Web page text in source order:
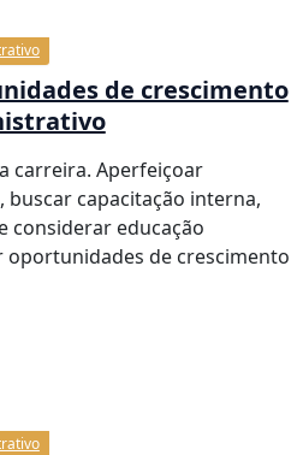
de crescimento
carreira. Aperfeiçoar
buscar capacitação interna,
considerar educação
oportunidades de crescimento